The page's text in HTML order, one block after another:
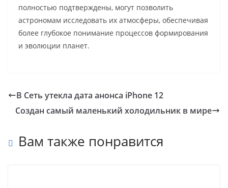
полностью подтверждены, могут позволить
астрономам исследовать их атмосферы, обеспечивая
более глубокое понимание процессов формирования
и эволюции планет.
В Сеть утекла дата анонса iPhone 12
Создан самый маленький холодильник в мире
Вам также понравится